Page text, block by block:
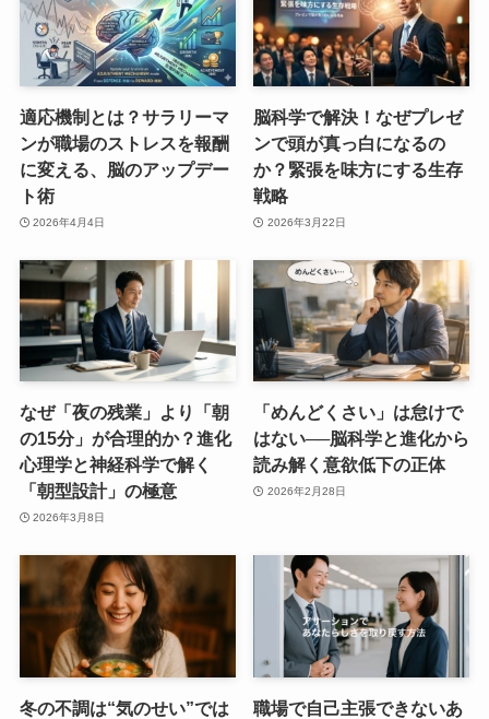
適応機制とは？サラリーマ
ンが職場のストレスを報酬
に変える、脳のアップデー
ト術
2026年4月4日
脳科学で解決！なぜプレゼ
ンで頭が真っ白になるの
か？緊張を味方にする生存
戦略
2026年3月22日
なぜ「夜の残業」より「朝
の15分」が合理的か？進化
心理学と神経科学で解く
「朝型設計」の極意
2026年3月8日
「めんどくさい」は怠けで
はない──脳科学と進化から
読み解く意欲低下の正体
2026年2月28日
冬の不調は“気のせい”では
職場で自己主張できないあ